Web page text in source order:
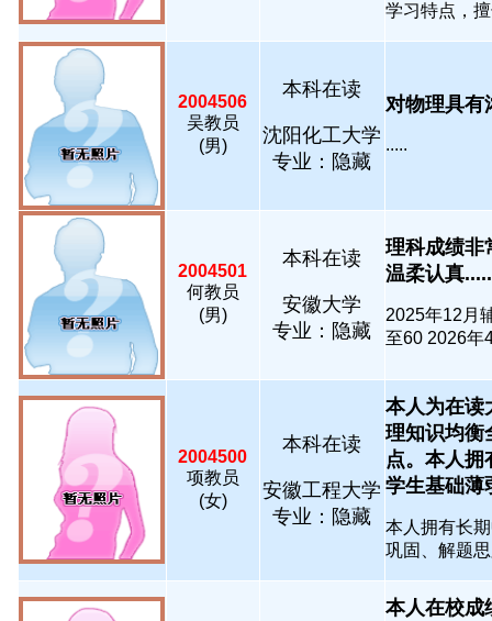
学习特点，
2004506
吴教员
(男)
本科在读
沈阳化工大学
专业：隐藏
对物理具有
.....
2004501
何教员
(男)
本科在读
安徽大学
专业：隐藏
理科成绩非
温柔认真
2025年12月
至60 2026年
2004500
项教员
(女)
本科在读
安徽工程大学
专业：隐藏
本人为在读
理知识均衡
点。本人拥
学生基础薄
本人拥有长
巩固、解题
本人在校成